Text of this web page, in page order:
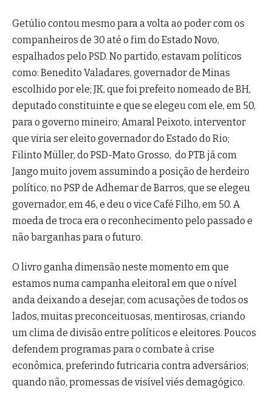
Getúlio contou mesmo para a volta ao poder com os
companheiros de 30 até o fim do Estado Novo,
espalhados pelo PSD. No partido, estavam políticos
como: Benedito Valadares, governador de Minas
escolhido por ele; JK, que foi prefeito nomeado de BH,
deputado constituinte e que se elegeu com ele, em 50,
para o governo mineiro; Amaral Peixoto, interventor
que viria ser eleito governador do Estado do Rio;
Filinto Müller, do PSD-Mato Grosso, do PTB já com
Jango muito jovem assumindo a posição de herdeiro
político, no PSP de Adhemar de Barros, que se elegeu
governador, em 46, e deu o vice Café Filho, em 50. A
moeda de troca era o reconhecimento pelo passado e
não barganhas para o futuro.
O livro ganha dimensão neste momento em que
estamos numa campanha eleitoral em que o nível
anda deixando a desejar, com acusações de todos os
lados, muitas preconceituosas, mentirosas, criando
um clima de divisão entre políticos e eleitores. Poucos
defendem programas para o combate à crise
econômica, preferindo futricaria contra adversários;
quando não, promessas de visível viés demagógico.